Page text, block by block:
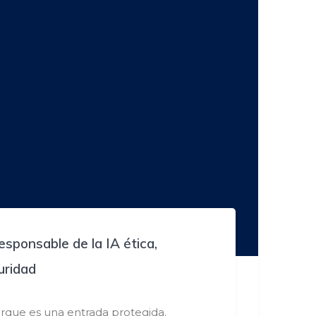
de la IA ética,
es una entrada protegida.